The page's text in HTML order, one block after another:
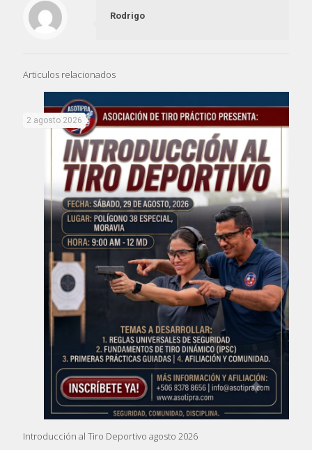
Rodrigo
Articulos relacionados
2 agosto 2026
Introducción al Tiro Deportivo agosto 2026